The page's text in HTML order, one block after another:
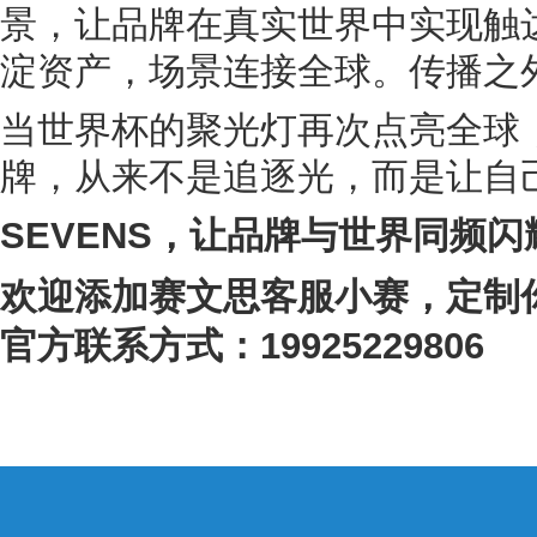
景，让品牌在真实世界中实现
淀资产，场景连接全球。传播之
当世界杯的聚光灯再次点亮全
牌，从来不是追逐光，而是让自
SEVENS，让品牌与世界同频闪
欢迎添加赛文思客服小赛，定
官方联系方式：19925229806